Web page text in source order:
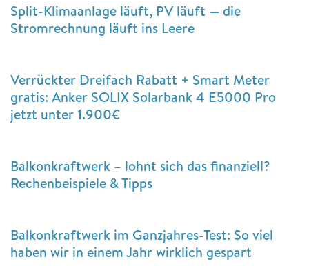
Split-Klimaanlage läuft, PV läuft — die
Stromrechnung läuft ins Leere
Verrückter Dreifach Rabatt + Smart Meter
gratis: Anker SOLIX Solarbank 4 E5000 Pro
jetzt unter 1.900€
Balkonkraftwerk – lohnt sich das finanziell?
Rechenbeispiele & Tipps
Balkonkraftwerk im Ganzjahres-Test: So viel
haben wir in einem Jahr wirklich gespart